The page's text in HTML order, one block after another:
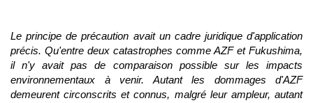
Le principe de précaution avait un cadre juridique d'application
précis. Qu'entre deux catastrophes comme AZF et Fukushima,
il n'y avait pas de comparaison possible sur les impacts
environnementaux à venir. Autant les dommages d'AZF
demeurent circonscrits et connus, malgré leur ampleur, autant